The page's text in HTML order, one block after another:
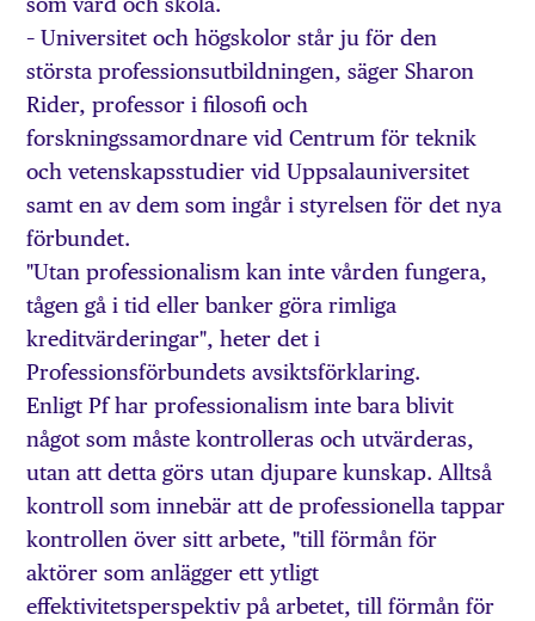
– Universitet och högskolor står ju för den
största professionsutbildningen, säger Sharon
Rider, professor i filosofi och
forskningssamordnare vid Centrum för teknik
och vetenskapsstudier vid Uppsalauniversitet
samt en av dem som ingår i styrelsen för det nya
förbundet.
"Utan professionalism kan inte vården fungera,
tågen gå i tid eller banker göra rimliga
kreditvärderingar", heter det i
Professionsförbundets avsiktsförklaring.
Enligt Pf har professionalism inte bara blivit
något som måste kontrolleras och utvärderas,
utan att detta görs utan djupare kunskap. Alltså
kontroll som innebär att de professionella tappar
kontrollen över sitt arbete, "till förmån för
aktörer som anlägger ett ytligt
effektivitetsperspektiv på arbetet, till förmån för